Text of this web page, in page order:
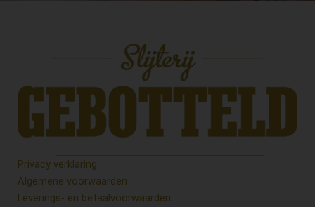
Privacy verklaring
Algemene voorwaarden
Leverings- en betaalvoorwaarden